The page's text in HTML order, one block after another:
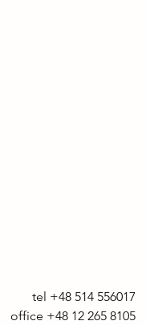
tel +48 514 556017
office +48 12 265 8105